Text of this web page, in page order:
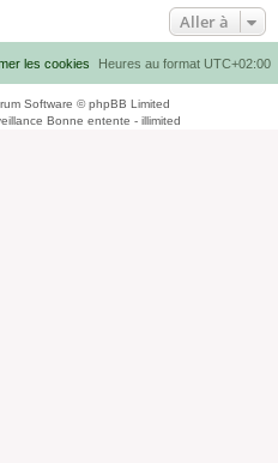
Aller à
Heures au format UTC+02:00
les cookies
Software © phpBB Limited
Bonne entente - illimited